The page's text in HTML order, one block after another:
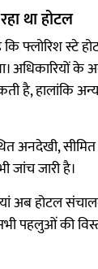
था होटल
फ्लोरिश स्टे
अधिकारियों के
है, हालांकि
अनदेखी,
जांच जारी है।
अब होटल
पहलुओं की